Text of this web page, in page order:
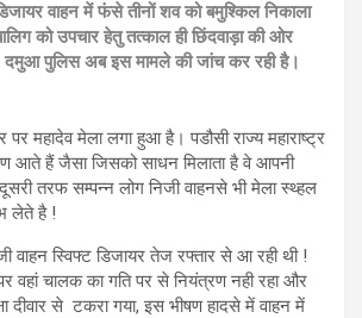
वाहन में फंसे तीनों शव को बमुश्किल निकाला
को उपचार हेतु तत्काल ही छिंदवाड़ा की ओर
दमुआ पुलिस अब इस मामले की जांच कर रही है।
पर महादेव मेला लगा हुआ है। पडौसी राज्य महाराष्ट्र
आते हैं जैसा जिसको साधन मिलाता है वे आपनी
तरफ सम्पन्न लोग निजी वाहनसे भी मेला स्थ्हल
लेते है !
वाहन स्विफ्ट डिजायर तेज रफ्तार से आ रही थी !
वहां चालक का गति पर से नियंत्रण नही रहा और
दीवार से टकरा गया, इस भीषण हादसे में वाहन में